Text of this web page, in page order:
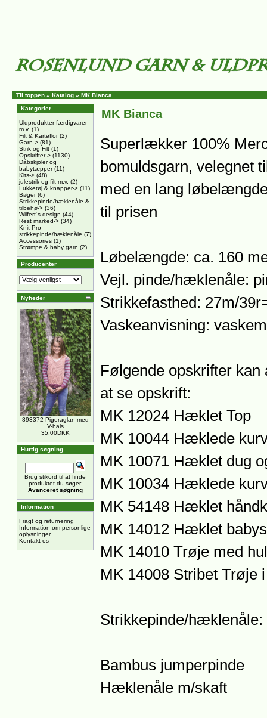
Til toppen » Katalog » MK Bianca
Kategorier
Uldprodukter færdigvarer
m.v. (1)
Filt & Karteflor(2)
Garn-> (81)
Strik og Filt (1)
Opskrifter-> (1130)
Dåbskjoler og
babytæpper(11)
Kits-> (48)
julestrik og filt m.v. (2)
Lukketøj & knapper-> (11)
Bøger(6)
Strikkepinde/hæklenåle &
tilbehø-> (36)
Wilfert´s design (44)
Rest marked-> (34)
Knit Pro
strikkepinde/hæklenåle (7)
Accessories (1)
Strømpe & baby garn (2)
Producenter
Nyheder
893372 Pigeraglan med
V-hals
35,00DKK
Hurtig søgning
Brug stikord til at finde
produktet du søger.
Avanceret søgning
Information
Fragt og returnering
Information om personlige
oplysninger
Kontakt os
MK Bianca
Superlækker 100%
bomuldsgarn, velegnet
med en lang
til prisen
Løbelængde: ca. 160
Vejl. pinde/hæklenåle:
Strikkefasthed: 27m/
Vaskeanvisning:
Følgende opskrifter
at se opskrift:
MK 12024 Hæklet Top
MK 10044 Hæklede
MK 10071 Hæklet dug
MK 10034 Hæklede
MK 54148 Hæklet
MK 14012 Hæklet
MK 14010 Trøje med
MK 14008 Stribet Trøje
Strikkepinde/hæklenåle:
Bambus jumperpinde
Hæklenåle m/skaft